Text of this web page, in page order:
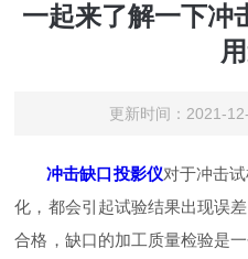
一起来了解一下冲
更新时间：2021-
冲击缺口投影仪对于冲击
化，都会引起试验结果出现误
合格，缺口的加工质量检验是